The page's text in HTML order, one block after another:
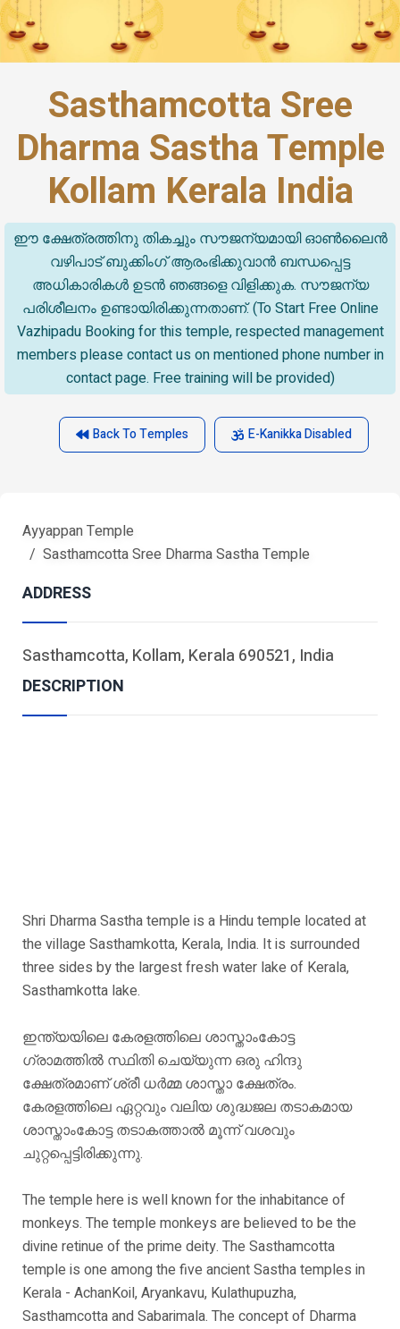
Sasthamcotta Sree
Dharma Sastha Temple
Kollam Kerala India
ഈ ക്ഷേത്രത്തിനു തികച്ചും സൗജന്യമായി ഓൺലൈൻ
വഴിപാട് ബുക്കിംഗ് ആരംഭിക്കുവാൻ ബന്ധപ്പെട്ട
അധികാരികൾ ഉടൻ ഞങ്ങളെ വിളിക്കുക. സൗജന്യ
പരിശീലനം ഉണ്ടായിരിക്കുന്നതാണ്. (To Start Free Online
Vazhipadu Booking for this temple, respected management
members please contact us on mentioned phone number in
contact page. Free training will be provided)
Back To Temples E-Kanikka Disabled
Ayyappan Temple
Sasthamcotta Sree Dharma Sastha Temple
ADDRESS
Sasthamcotta, Kollam, Kerala 690521, India
DESCRIPTION
Shri Dharma Sastha temple is a Hindu temple located at
the village Sasthamkotta, Kerala, India. It is surrounded
three sides by the largest fresh water lake of Kerala,
Sasthamkotta lake.
ഇന്ത്യയിലെ കേരളത്തിലെ ശാസ്താംകോട്ട
ഗ്രാമത്തിൽ സ്ഥിതി ചെയ്യുന്ന ഒരു ഹിന്ദു
ക്ഷേത്രമാണ് ശ്രീ ധർമ്മ ശാസ്താ ക്ഷേത്രം.
കേരളത്തിലെ ഏറ്റവും വലിയ ശുദ്ധജല തടാകമായ
ശാസ്താംകോട്ട തടാകത്താൽ മൂന്ന് വശവും
ചുറ്റപ്പെട്ടിരിക്കുന്നു.
The temple here is well known for the inhabitance of
monkeys. The temple monkeys are believed to be the
divine retinue of the prime deity. The Sasthamcotta
temple is one among the five ancient Sastha temples in
Kerala - AchanKoil, Aryankavu, Kulathupuzha,
Sasthamcotta and Sabarimala. The concept of Dharma